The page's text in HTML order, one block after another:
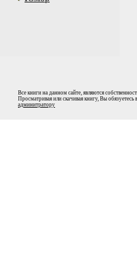
Все книги на данном сайте, являются
Просматривая или скачивая книгу, Вы обязуетесь
админитратору